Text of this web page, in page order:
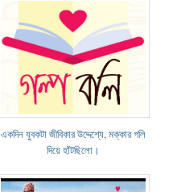
একদিন যুবকটা জীবিকার উদ্দেশ্যে, মক্কার গলি
দিয়ে হাঁটছিলো।